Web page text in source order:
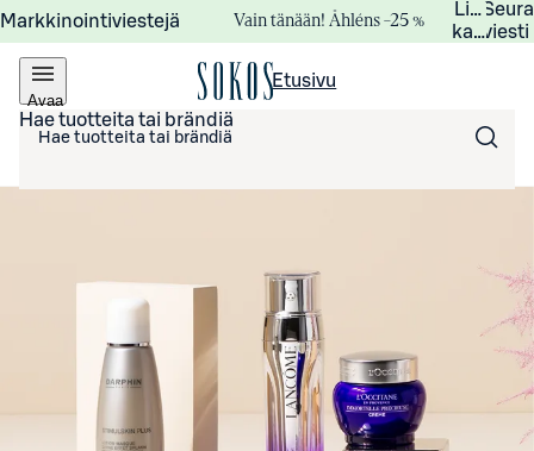
Markkinointiviestejä Vain tänään! Åhléns –25 %
viesti
Avaa
valikko
Etusivu
Hae tuotteita tai brändiä